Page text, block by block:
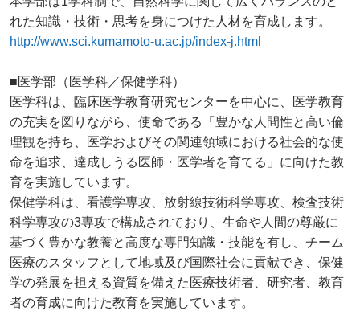
れた知識・技術・思考を身につけた人材を育成します。
http://www.sci.kumamoto-u.ac.jp/index-j.html
■医学部（医学科／保健学科）
医学科は、臨床医学教育研究センターを中心に、医学教育
の充実を図りながら、使命である「豊かな人間性と高い倫
理観を持ち、医学およびその関連領域における社会的な使
命を追求、達成しうる医師・医学者を育てる」に向けた教
育を実施しています。
保健学科は、看護学専攻、放射線技術科学専攻、検査技術
科学専攻の3専攻で構成されており、生命や人間の尊厳に
基づく豊かな教養と高度な専門知識・技能を有し、チーム
医療のスタッフとして地域及び国際社会に貢献でき、保健
学の発展を担える資質を備えた医療技術者、研究者、教育
者の育成に向けた教育を実施しています。